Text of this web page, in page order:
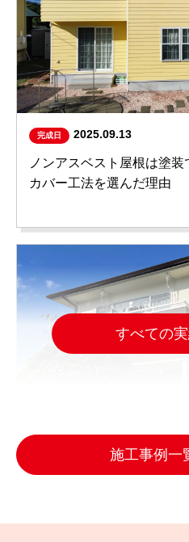
完成日 2025.09.13
ノンアスベスト屋根は塗
カバー工法を選んだ理由
すべての
施工事例一